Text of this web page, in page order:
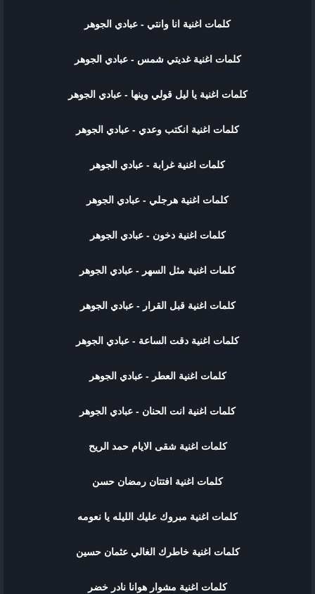
كلمات اغنية انا وانتي - عبادي الجوهر
كلمات اغنية غديتي شمس - عبادي الجوهر
كلمات اغنية يا ليل قولي وينها - عبادي الجوهر
كلمات اغنية انكتب وعدي - عبادي الجوهر
كلمات اغنية غرابة - عبادي الجوهر
كلمات اغنية هرجلي - عبادي الجوهر
كلمات اغنية دخون - عبادي الجوهر
كلمات اغنية مثل السهر - عبادي الجوهر
كلمات اغنية قبل القرار - عبادي الجوهر
كلمات اغنية دقت الساعة - عبادي الجوهر
كلمات اغنية العطر - عبادي الجوهر
كلمات اغنية انت الحنان - عبادي الجوهر
كلمات اغنية شقى الايام حمد الريح
كلمات اغنية افتتان رمضان حسن
كلمات اغنية مبروك عليك الليله يا نعومه
كلمات اغنية ﺧﺎﻃﺮﻙ ﺍﻟﻐﺎﻟﻲ عثمان حسين
كلمات اغنية مشوار هوانا نادر خضر